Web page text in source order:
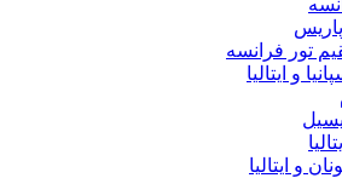
تور فرانسه
و ایتالیا
و ایتالیا